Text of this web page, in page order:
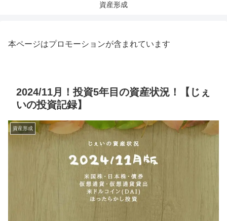
資産形成
本ページはプロモーションが含まれています
2024/11月！投資5年目の資産状況！【じぇ
いの投資記録】
資産形成